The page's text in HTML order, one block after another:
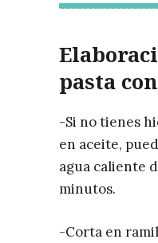
pasta
-Si no tienes
en aceite,
agua caliente
minutos.
-Corta en